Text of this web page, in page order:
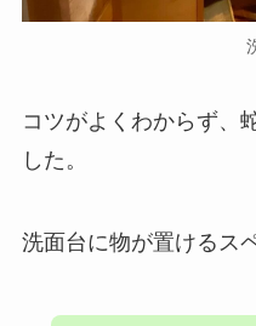
コツがよくわからず、
した。
洗面台に物が置けるス